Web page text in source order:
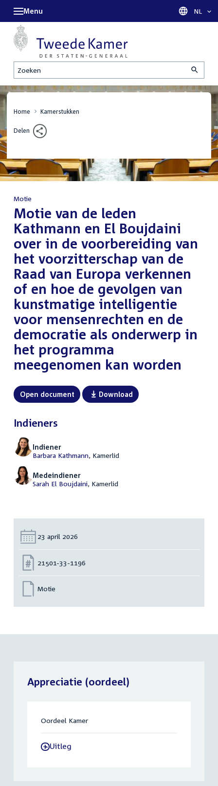
Zoeken
Menu Taal
NL
Home Kamerstukken
Delen
Motie
:Motie van de leden
Kathmann en El Boujdaini
over in de voorbereiding van
het voorzitterschap van de
Raad van Europa verkennen
of en hoe de gevolgen van
kunstmatige intelligentie
voor mensenrechten en de
democratie als onderwerp in
het programma
meegenomen kan worden
Open document Download
Indieners
Indiener
Barbara Kathmann, Kamerlid
Medeindiener
Sarah El Boujdaini, Kamerlid
Datum:
23 april 2026
Nummer:
21501-33-1196
Motie
Appreciatie (oordeel)
Oordeel Kamer
-Uitleg